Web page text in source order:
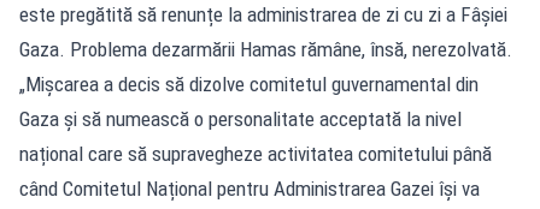
este pregătită să renunțe la administrarea de zi cu zi a Fâșiei
Gaza. Problema dezarmării Hamas rămâne, însă, nerezolvată.
„Mișcarea a decis să dizolve comitetul guvernamental din
Gaza și să numească o personalitate acceptată la nivel
național care să supravegheze activitatea comitetului până
când Comitetul Național pentru Administrarea Gazei își va